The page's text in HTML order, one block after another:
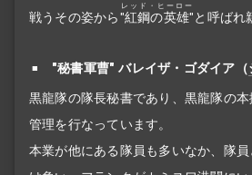
戦うその姿から"紅鋼の英雄"
レッド・ヒーロー
と呼ばれ
"秘書軍曹" バレイザ・ゴダイア（
黒龍隊の隊長秘書であり、黒龍隊の
管理を行なっています。
本業が他にある隊員も多いなか、隊